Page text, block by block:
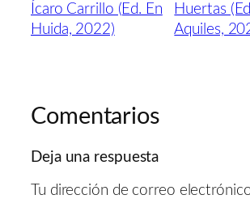
Ícaro Carrillo (Ed. En
Huida, 2022)
Huertas
Aquiles,
Comentarios
Deja una respuesta
Tu dirección de correo